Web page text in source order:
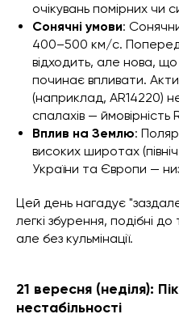
очікувань помірних чи
Сонячні умови:
400–500 км/с.
відходить, але нова,
починає впливати.
(наприклад, AR14220)
спалахів — ймовірність
Вплив на Землю:
високих широтах
України та Європи —
Цей день нагадує
легкі збурення, подібні
але без кульмінації.
21 вересня (неділя):
нестабільності